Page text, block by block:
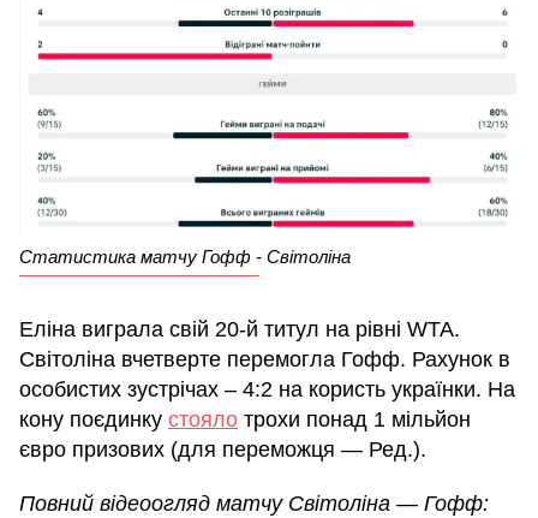
Статистика матчу Гофф - Світоліна
Еліна виграла свій 20-й титул на рівні WTA.
Світоліна вчетверте перемогла Гофф. Рахунок в
особистих зустрічах – 4:2 на користь українки. На
кону поєдинку стояло трохи понад 1 мільйон
євро призових (для переможця — Ред.).
Повний відеоогляд матчу Світоліна — Гофф: